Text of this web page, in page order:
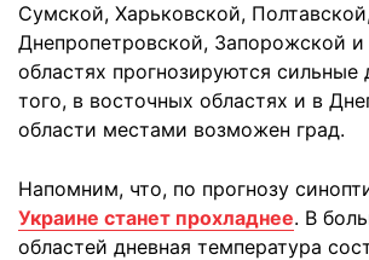
Сумской, Харьковской,
Днепропетровской, Запорожской и
областях прогнозируются
того, в восточных областях и в
области местами возможен град.
Напомним, что, по прогнозу
Украине станет прохладнее. В
областей дневная температура